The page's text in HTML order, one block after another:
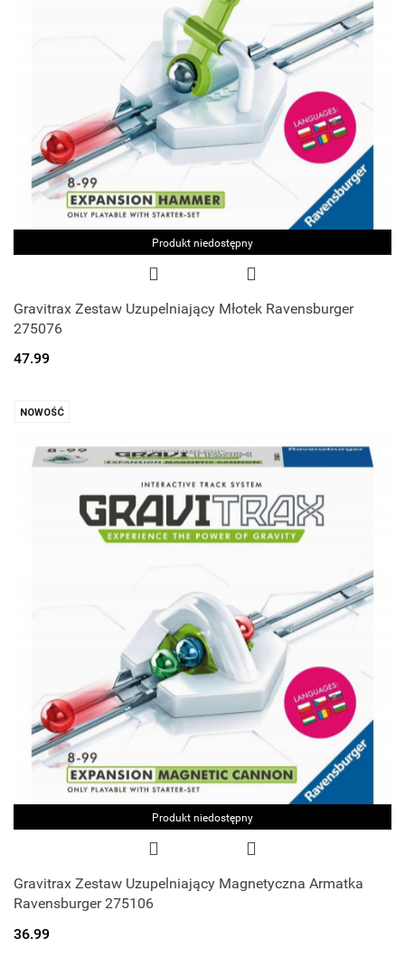
Produkt niedostępny
Gravitrax Zestaw Uzupelniający Młotek Ravensburger
275076
47.99
NOWOŚĆ
Produkt niedostępny
Gravitrax Zestaw Uzupelniający Magnetyczna Armatka
Ravensburger 275106
36.99